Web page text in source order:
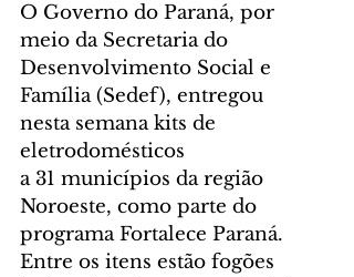
O Governo do Paraná, por
meio da Secretaria do
Desenvolvimento Social e
Família (Sedef), entregou
nesta semana kits de
eletrodomésticos
a 31 municípios da região
Noroeste, como parte do
programa Fortalece Paraná.
Entre os itens estão fogões